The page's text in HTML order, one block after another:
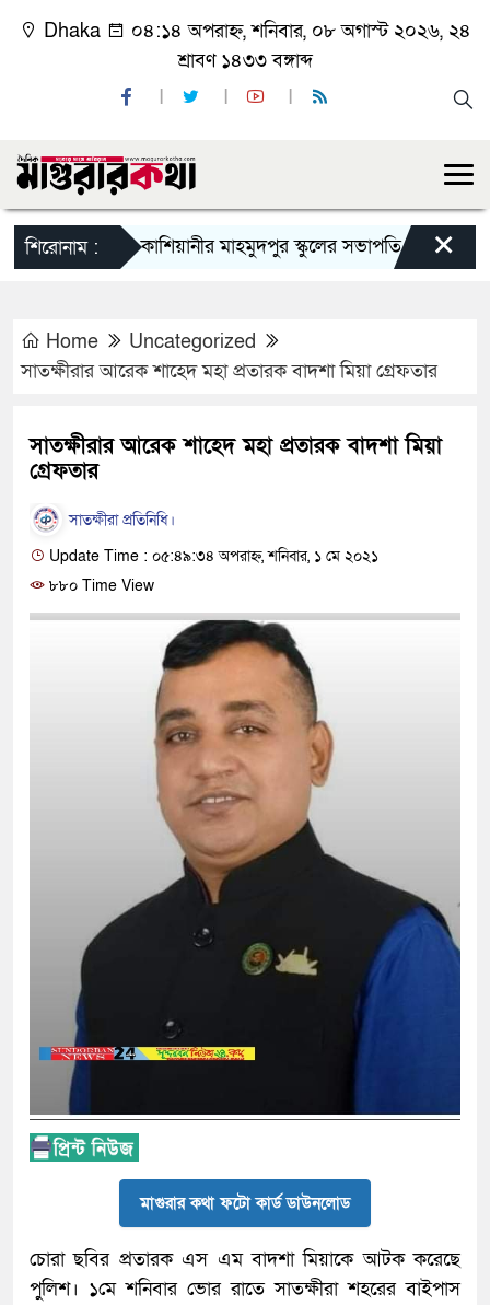
Dhaka
০৪:১৪ অপরাহ্ন, শনিবার, ০৮ অগাস্ট ২০২৬, ২৪
শ্রাবণ ১৪৩৩ বঙ্গাব্দ
শিরোনাম :কাশিয়ানীর মাহমুদপুর স্কুলের সভাপতি হলেন গোবিন্দ×
Home
Uncategorized
সাতক্ষীরার আরেক শাহেদ মহা প্রতারক বাদশা মিয়া গ্রেফতার
সাতক্ষীরার আরেক শাহেদ মহা প্রতারক বাদশা মিয়া
গ্রেফতার
সাতক্ষীরা প্রতিনিধি।
Update Time : ০৫:৪৯:৩৪ অপরাহ্ন, শনিবার, ১ মে ২০২১
৮৮০ Time View
মাগুরার কথা ফটো কার্ড ডাউনলোড
চোরা ছবির প্রতারক এস এম বাদশা মিয়াকে আটক করেছে
পুলিশ। ১মে শনিবার ভোর রাতে সাতক্ষীরা শহরের বাইপাস